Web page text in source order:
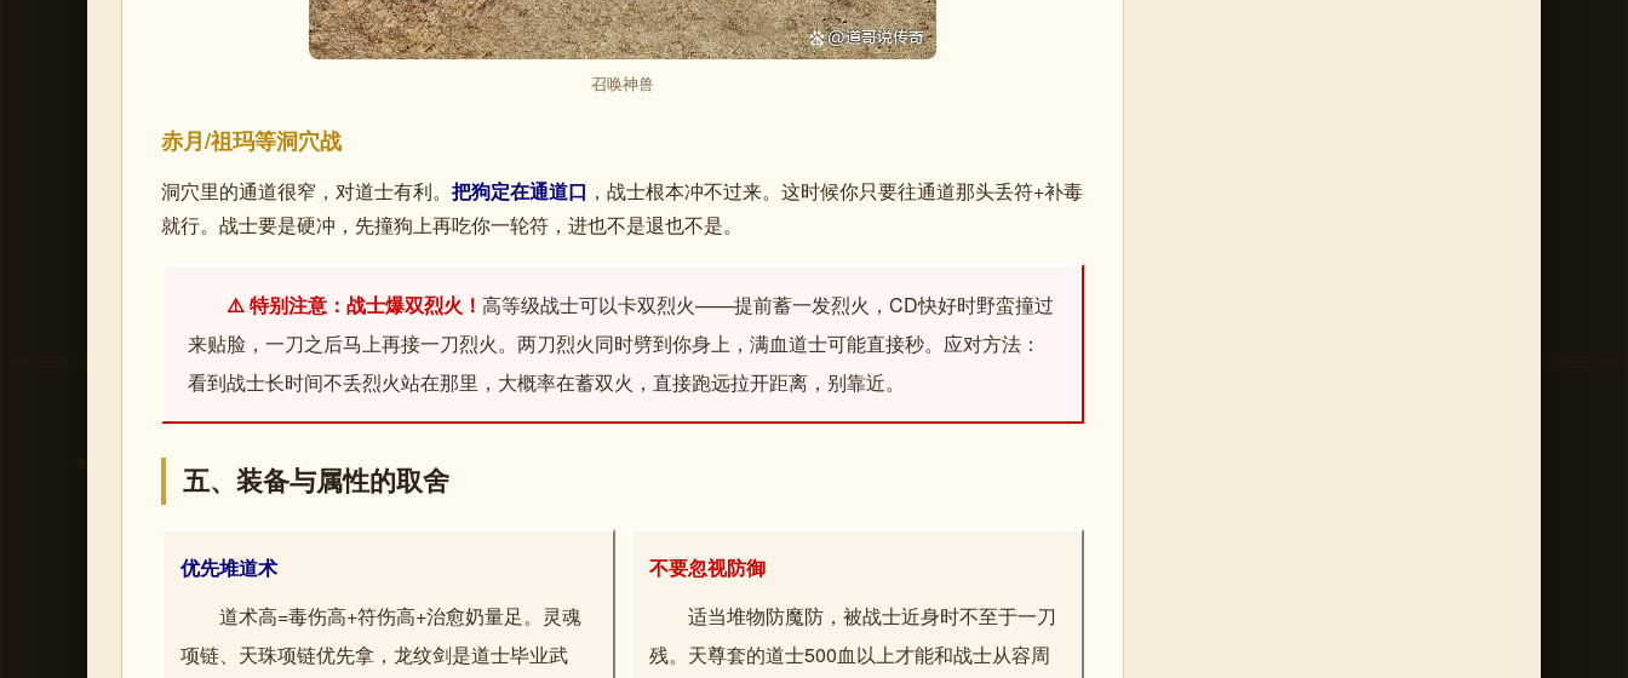
召唤神兽
赤月/祖玛等洞穴战
洞穴里的通道很窄，对道士有利。 把狗定在通道口 ，战士根本冲不过来。这时候你只要往通道那头丢符+补毒
就行。战士要是硬冲，先撞狗上再吃你一轮符，进也不是退也不是。
⚠️ 特别注意：战士爆双烈火！ 高等级战士可以卡双烈火——提前蓄一发烈火，CD快好时野蛮撞过
来贴脸，一刀之后马上再接一刀烈火。两刀烈火同时劈到你身上，满血道士可能直接秒。应对方法：
看到战士长时间不丢烈火站在那里，大概率在蓄双火，直接跑远拉开距离，别靠近。
五、装备与属性的取舍
优先堆道术
道术高=毒伤高+符伤高+治愈奶量足。灵魂
项链、天珠项链优先拿，龙纹剑是道士毕业武
不要忽视防御
适当堆物防魔防，被战士近身时不至于一刀
残。天尊套的道士500血以上才能和战士从容周